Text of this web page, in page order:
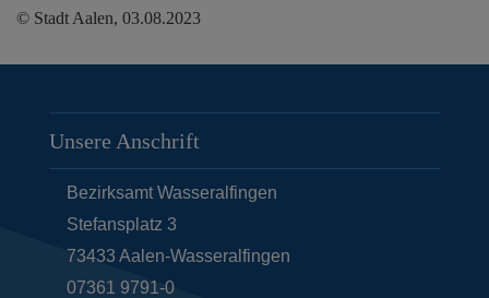
© Stadt Aalen, 03.08.2023
Unsere Anschrift
Bezirksamt Wasseralfingen
Stefansplatz 3
73433 Aalen-Wasseralfingen
07361 9791-0